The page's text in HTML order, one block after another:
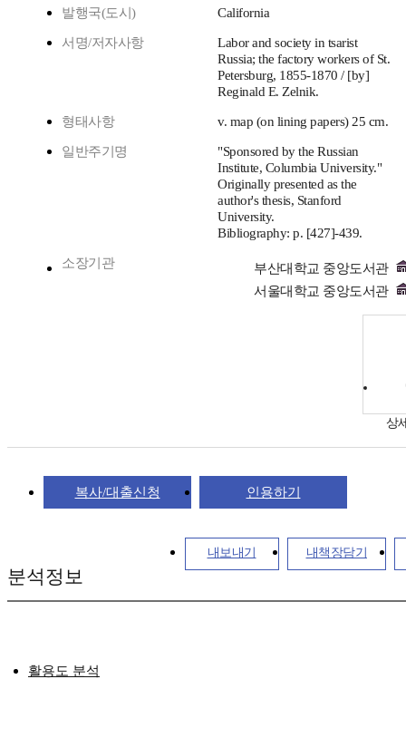
발행국(도시) California
서명/저자사항
Labor and society in tsarist
Russia; the factory workers of St.
Petersburg, 1855-1870 / [by]
Reginald E. Zelnik.
형태사항 v. map (on lining papers) 25 cm.
일반주기명
"Sponsored by the Russian
Institute, Columbia University."
Originally presented as the
author's thesis, Stanford
University.
Bibliography: p. [427]-439.
소장기관
부산대학교 중앙도서관
서울대학교 중앙도서관
상
복사/대출신청 인용하기
내보내기 내책장담기
분석정보
활용도 분석